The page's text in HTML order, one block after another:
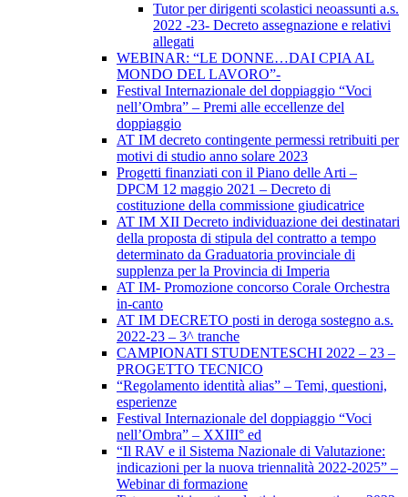
Tutor per dirigenti scolastici neoassunti a.s.
2022 -23- Decreto assegnazione e relativi
allegati
WEBINAR: “LE DONNE…DAI CPIA AL
MONDO DEL LAVORO”-
Festival Internazionale del doppiaggio “Voci
nell’Ombra” – Premi alle eccellenze del
doppiaggio
AT IM decreto contingente permessi retribuiti per
motivi di studio anno solare 2023
Progetti finanziati con il Piano delle Arti –
DPCM 12 maggio 2021 – Decreto di
costituzione della commissione giudicatrice
AT IM XII Decreto individuazione dei destinatari
della proposta di stipula del contratto a tempo
determinato da Graduatoria provinciale di
supplenza per la Provincia di Imperia
AT IM- Promozione concorso Corale Orchestra
in-canto
AT IM DECRETO posti in deroga sostegno a.s.
2022-23 – 3^ tranche
CAMPIONATI STUDENTESCHI 2022 – 23 –
PROGETTO TECNICO
“Regolamento identità alias” – Temi, questioni,
esperienze
Festival Internazionale del doppiaggio “Voci
nell’Ombra” – XXIII° ed
“Il RAV e il Sistema Nazionale di Valutazione:
indicazioni per la nuova triennalità 2022-2025” –
Webinar di formazione